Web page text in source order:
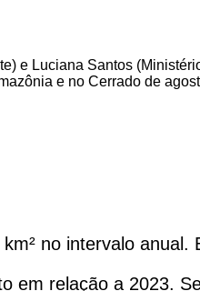
no intervalo
em relação a 2023.